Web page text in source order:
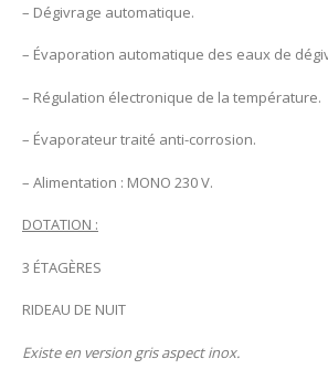
– Dégivrage automatique.
– Évaporation automatique des eaux de
– Régulation électronique de la température.
– Évaporateur traité anti-corrosion.
– Alimentation : MONO 230 V.
DOTATION :
3 ÉTAGÈRES
RIDEAU DE NUIT
Existe en version gris aspect inox.